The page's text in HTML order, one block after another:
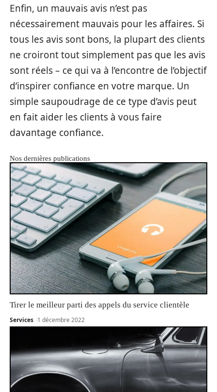
Enfin, un mauvais avis n’est pas
nécessairement mauvais pour les affaires. Si
tous les avis sont bons, la plupart des clients
ne croiront tout simplement pas que les avis
sont réels – ce qui va à l’encontre de l’objectif
d’inspirer confiance en votre marque. Un
simple saupoudrage de ce type d’avis peut
en fait aider les clients à vous faire
davantage confiance.
Nos dernières publications
Tirer le meilleur parti des appels du service clientèle
Services 1 décembre 2022